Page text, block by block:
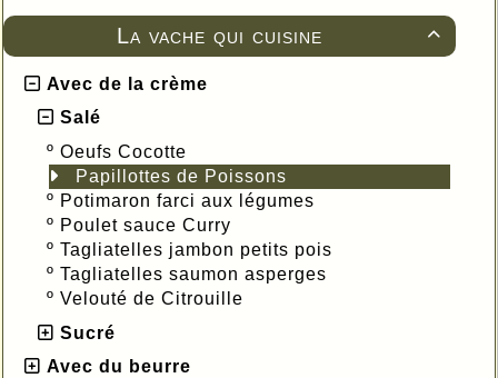

La vache qui cuisine
Avec de la crème
Salé
º Oeufs Cocotte
Papillottes de Poissons
º Potimaron farci aux légumes
º Poulet sauce Curry
º Tagliatelles jambon petits pois
º Tagliatelles saumon asperges
º Velouté de Citrouille
Sucré
Avec du beurre